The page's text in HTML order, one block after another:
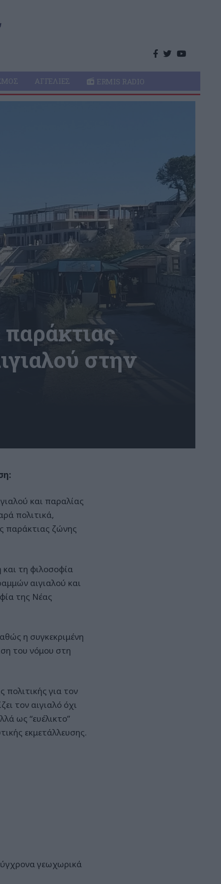
ΑΓΓΕΛΊΕΣ ERMIS RADIO
στην
και παραλίας
πολιτικά,
παράκτιας ζώνης
τη φιλοσοφία
αιγιαλού και
της Νέας
η συγκεκριμένη
του νόμου στη
πολιτικής για τον
τον αιγιαλό όχι
ως “ευέλικτο”
εκμετάλλευσης.
γεωχωρικά